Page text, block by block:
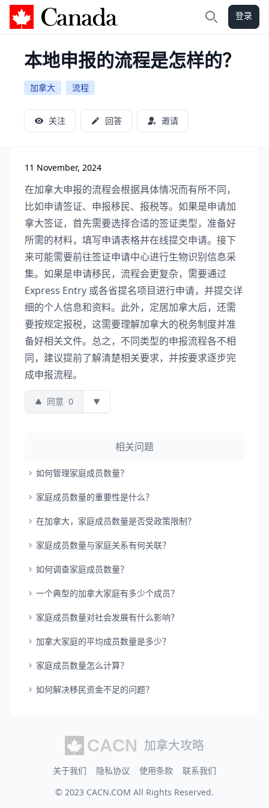
加拿大攻略 登录
本地申报的流程是怎样的？
加拿大 流程
关注 回答 邀请
11 November, 2024
在加拿大申报的流程会根据具体情况而有所不同，
比如申请签证、申报移民、报税等。如果是申请加
拿大签证，首先需要选择合适的签证类型，准备好
所需的材料，填写申请表格并在线提交申请。接下
来可能需要前往签证申请中心进行生物识别信息采
集。如果是申请移民，流程会更复杂，需要通过
Express Entry 或各省提名项目进行申请，并提交详
细的个人信息和资料。此外，定居加拿大后，还需
要按规定报税，这需要理解加拿大的税务制度并准
备好相关文件。总之，不同类型的申报流程各不相
同，建议提前了解清楚相关要求，并按要求逐步完
成申报流程。
同意 0
相关问题
如何管理家庭成员数量？
家庭成员数量的重要性是什么？
在加拿大，家庭成员数量是否受政策限制？
家庭成员数量与家庭关系有何关联？
如何调查家庭成员数量？
一个典型的加拿大家庭有多少个成员？
家庭成员数量对社会发展有什么影响？
加拿大家庭的平均成员数量是多少？
家庭成员数量怎么计算？
如何解决移民资金不足的问题？
加拿大攻略
关于我们 隐私协议 使用条款
联系我们
© 2023 CACN.COM All Rights Reserved.